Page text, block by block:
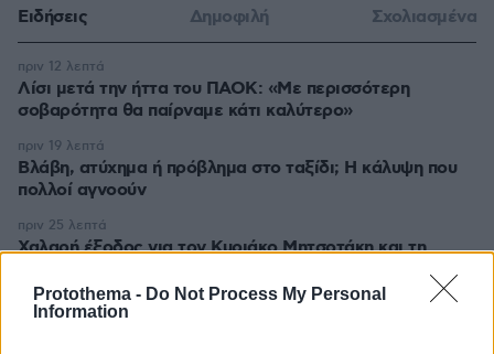
Protothema - Do Not Process My Personal
Information
Ειδήσεις Δημοφιλή Σχολιασμένα
Λίσι μετά την ήττα του ΠΑΟΚ: «Με περισσότερη
σοβαρότητα θα παίρναμε κάτι καλύτερο»
πριν 12 λεπτά
Βλάβη, ατύχημα ή πρόβλημα στο ταξίδι; Η κάλυψη που
πολλοί αγνοούν
πριν 19 λεπτά
Χαλαρή έξοδος για τον Κυριάκο Μητσοτάκη και τη
πριν 25 λεπτά
πριν 28 λεπτά